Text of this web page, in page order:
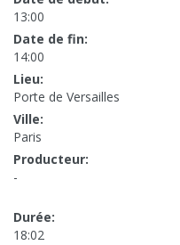
13:00
Date de fin:
14:00
Lieu:
Porte de Versailles
Ville:
Paris
Producteur:
-
Durée:
18:02